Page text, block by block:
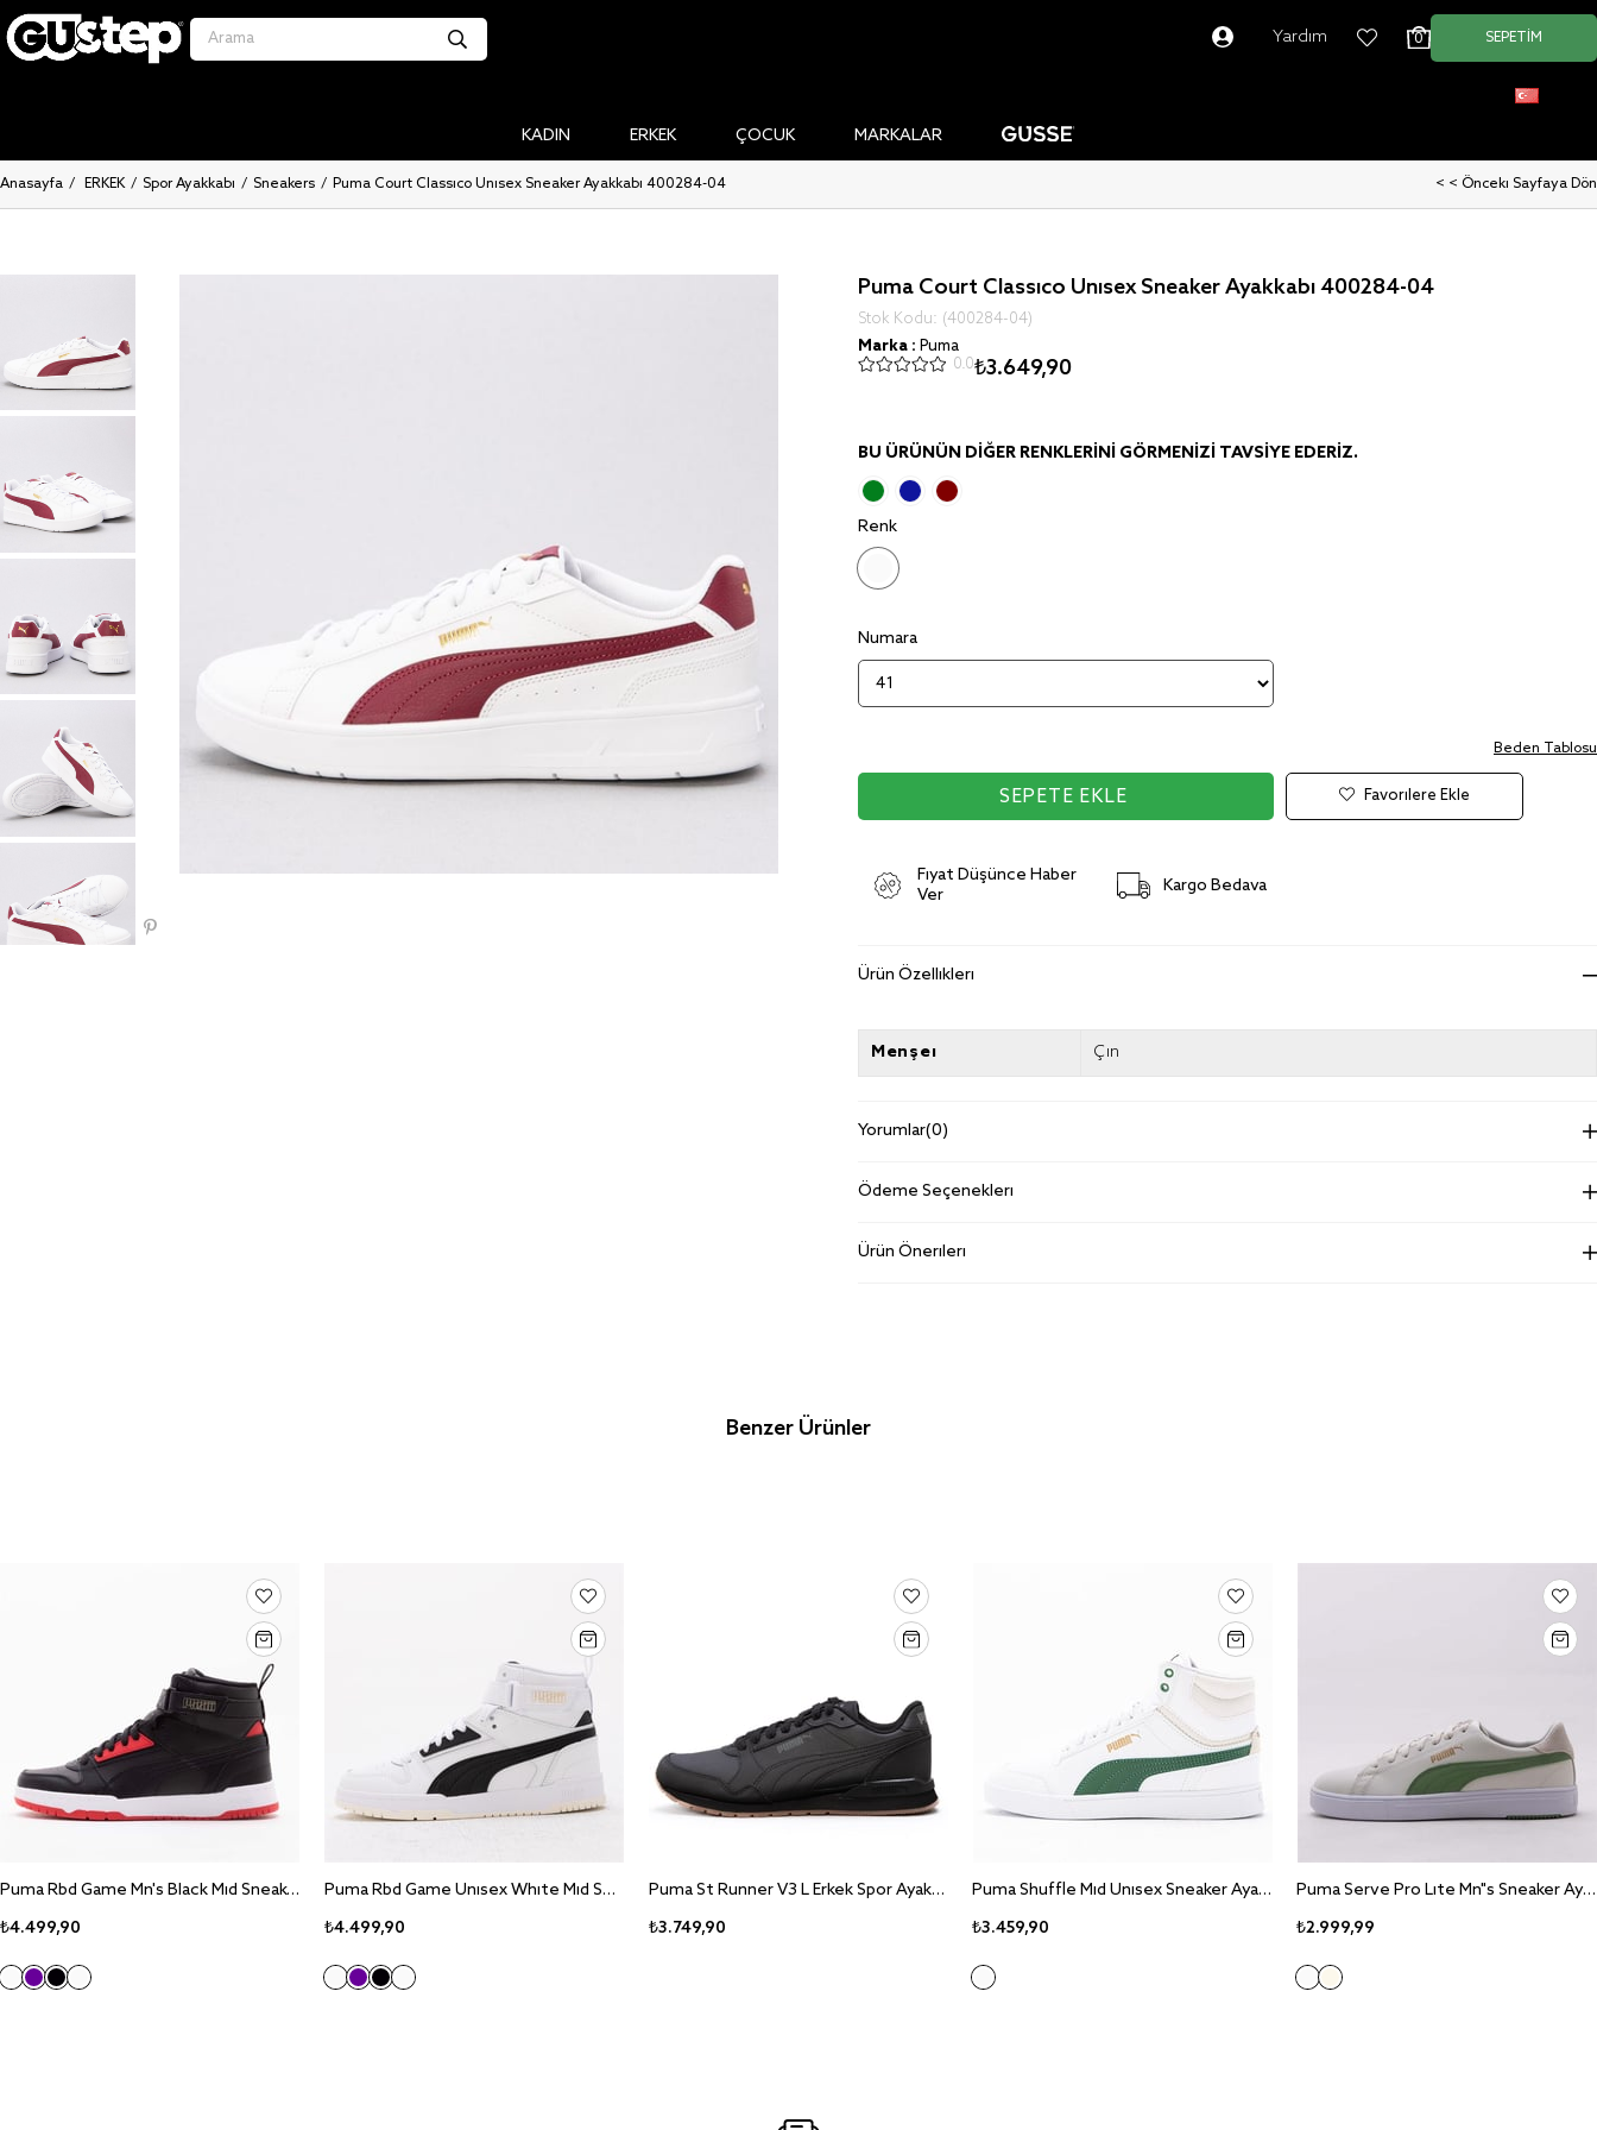
SEPETIM
0
Yardım
KADIN ERKEK ÇOCUK MARKALAR
Anasayfa ERKEK Spor Ayakkabı Sneakers Puma Court Classico Unisex Sneaker Ayakkabı 400284-04 < < Önceki Sayfaya Dön
Paylaş
Puma Court Classico Unisex Sneaker Ayakkabı 400284-04
Stok Kodu
(400284-04)
Marka : Puma
0.0₺3.649,90
BU ÜRÜNÜN DIĞER RENKLERINI GÖRMENIZI TAVSIYE EDERIZ.
Renk
Numara
Beden Tablosu
Favorilere Ekle
Fiyat Düşünce Haber
Ver
Kargo Bedava
Ürün Özellikleri
Menşei Çin
Yorumlar(0)
Ödeme Seçenekleri
Ürün Önerileri
Benzer Ürünler
Puma Rbd Game Mn's Black Mid Sneaker Ayakkabı 385839-11
₺4.499,90
Puma Rbd Game Unisex White Mid Sneaker Ayakkabı 385839-01
₺4.499,90
Puma St Runner V3 L Erkek Spor Ayakkabi 384855-04
₺3.749,90
Puma Shuffle Mid Unisex Sneaker Ayakkabi 380748-12
₺3.459,90
Puma Serve Pro Lite Mn"s Sneaker Ayakkabı 374902-23
₺2.999,99